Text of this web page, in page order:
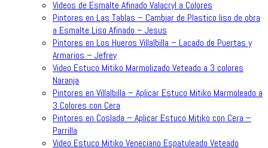
Videos de Esmalte Afinado Valacryl a Colores
Pintores en Las Tablas – Cambiar de Plastico liso de obra
a Esmalte Liso Afinado – Jesus
Pintores en Los Hueros Villalbilla – Lacado de Puertas y
Armarios – Jefrey
Video Estuco Mitiko Marmolizado Veteado a 3 colores
Naranja
Pintores en Villalbilla – Aplicar Estuco Mitiko Marmoleado a
3 Colores con Cera
Pintores en Coslada – Aplicar Estuco Mitiko con Cera –
Parrilla
Video Estuco Mitiko Veneciano Espatuleado Veteado